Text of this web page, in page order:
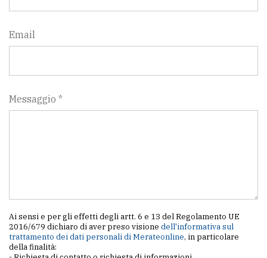
Email
Messaggio *
Ai sensi e per gli effetti degli artt. 6 e 13 del Regolamento UE
2016/679 dichiaro di aver preso visione dell'informativa sul
trattamento dei dati personali di Merateonline, in particolare
della finalità: